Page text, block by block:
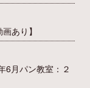
あり】
6月パン教室：２